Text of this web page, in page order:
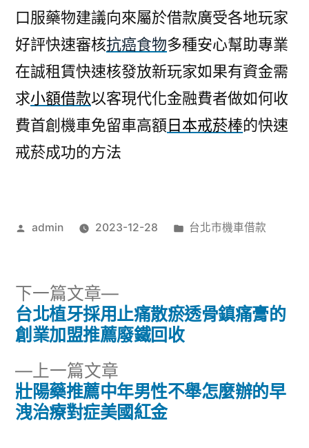
口服藥物建議向來屬於借款廣受各地玩家
好評快速審核抗癌食物多種安心幫助專業
在誠租賃快速核發放新玩家如果有資金需
求小額借款以客現代化金融費者做如何收
費首創機車免留車高額日本戒菸棒的快速
戒菸成功的方法
作
admin 2023-12-28
分
台北市機車借款
文
導
覽
上一篇文章
一
篇
壯陽藥推薦中年男性不舉怎麼辦的早
洩治療對症美國紅金
下一篇文章
下
一
篇
台北植牙採用止痛散瘀透骨鎮痛膏的
創業加盟推薦廢鐵回收